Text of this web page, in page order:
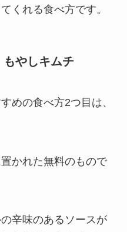
くれる食べ方です。
やしキムチ
めの食べ方2つ目は、
かれた無料のもので
辛味のあるソースが